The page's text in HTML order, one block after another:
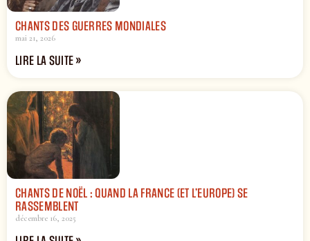
CHANTS DES GUERRES MONDIALES
mai 21, 2026
LIRE LA SUITE »
CHANTS DE NOËL : QUAND LA FRANCE (ET L’EUROPE) SE
RASSEMBLENT
décembre 16, 2025